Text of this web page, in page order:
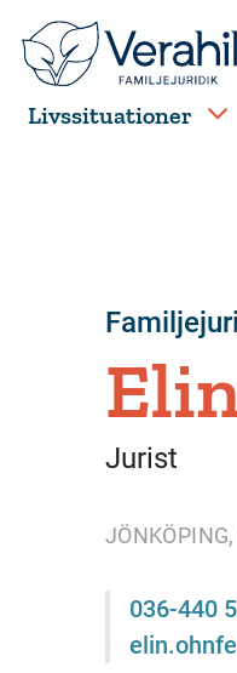
Livssituationer
Jurist
036-440